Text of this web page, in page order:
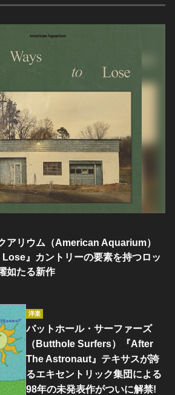
アリウム（American Aquarium）
Lose』カントリーの要素を持つロッ
如たる新作
洋楽
バットホール・サーファーズ
（Butthole Surfers）『After
The Astronaut』テキサスが誇
るエキセントリック集団による
98年の未発表作がついに解禁!